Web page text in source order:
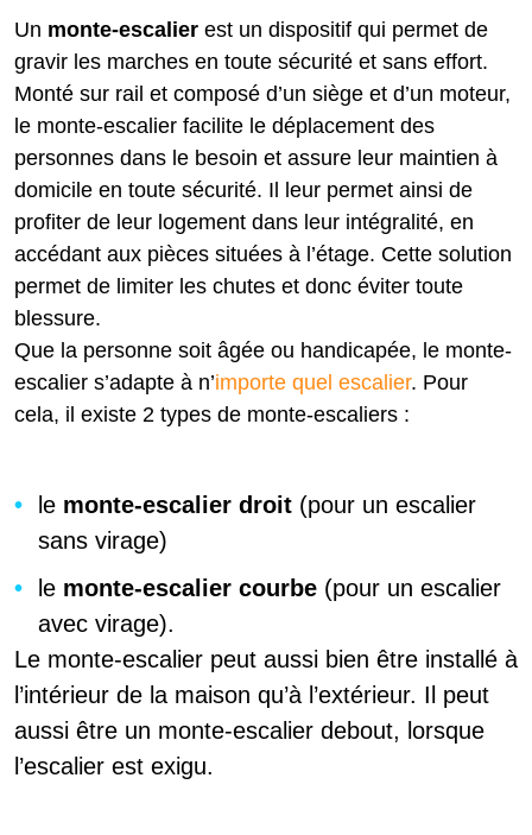
Un monte-escalier est un dispositif qui permet de
gravir les marches en toute sécurité et sans effort.
Monté sur rail et composé d’un siège et d’un moteur,
le monte-escalier facilite le déplacement des
personnes dans le besoin et assure leur maintien à
domicile en toute sécurité. Il leur permet ainsi de
profiter de leur logement dans leur intégralité, en
accédant aux pièces situées à l’étage. Cette solution
permet de limiter les chutes et donc éviter toute
blessure.
Que la personne soit âgée ou handicapée, le monte-
escalier s’adapte à n’importe quel escalier. Pour
cela, il existe 2 types de monte-escaliers :
le monte-escalier droit (pour un escalier
sans virage)
le monte-escalier courbe (pour un escalier
avec virage).
Le monte-escalier peut aussi bien être installé à
l’intérieur de la maison qu’à l’extérieur. Il peut
aussi être un monte-escalier debout, lorsque
l’escalier est exigu.